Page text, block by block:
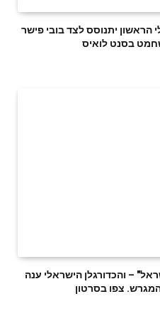
הראשון יתנוסס לצד בובי פישר
בסנט לואיס
– והכדורגלן הישראלי ענה
צפו בסרטון